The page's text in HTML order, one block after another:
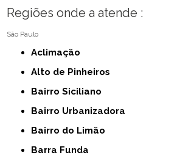
Regiões onde a atende :
São Paulo
Aclimação
Alto de Pinheiros
Bairro Siciliano
Bairro Urbanizadora
Bairro do Limão
Barra Funda